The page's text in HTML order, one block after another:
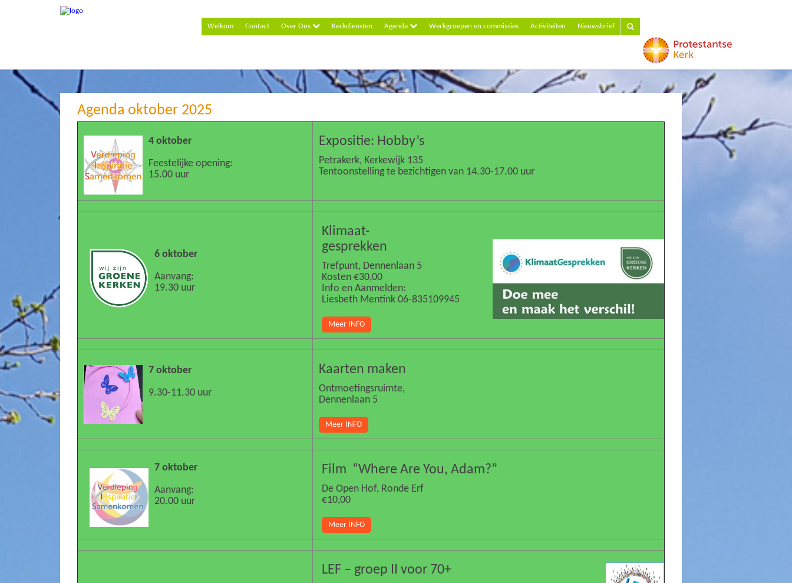
Welkom Contact Over Ons Kerkdiensten Agenda Werkgroepen en commissies Activiteiten Nieuwsbrief
Agenda oktober 2025
4 oktober
Feestelijke opening:
15.00 uur
Expositie: Hobby’s
Petrakerk, Kerkewijk 135
Tentoonstelling te bezichtigen van 14.30-17.00 uur
6 oktober
Aanvang:
19.30 uur
Klimaat-
gesprekken
Trefpunt, Dennenlaan 5
Kosten €30,00
Info en Aanmelden:
Liesbeth Mentink 06-835109945
Meer INFO
7 oktober
9.30-11.30 uur
Kaarten maken
Ontmoetingsruimte,
Dennenlaan 5
Meer INFO
7 oktober
Aanvang:
20.00 uur
Film “Where Are You, Adam?”
De Open Hof, Ronde Erf
€10,00
Meer INFO
LEF – groep II voor 70+